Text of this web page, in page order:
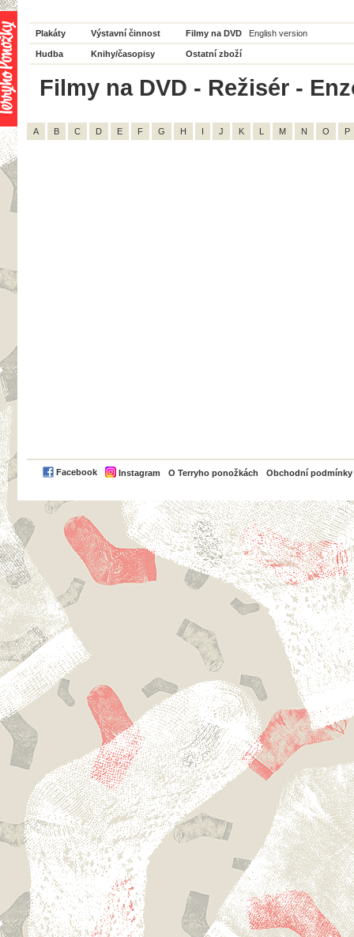
Plakáty Výstavní činnost Filmy na DVD English version
Hudba Knihy/časopisy Ostatní zboží
Filmy na DVD - Režisér -
A B C D E F G H I J K L M N O P
Facebook Instagram O Terryho ponožkách Obchodní podmínky
PayPal